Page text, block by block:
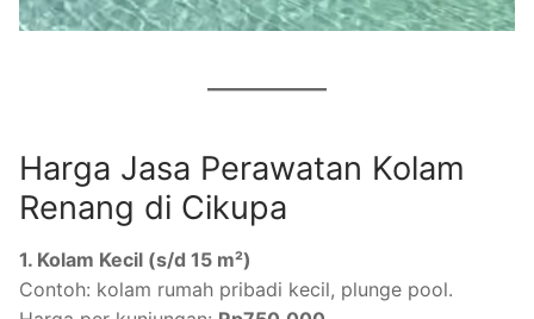
Harga Jasa Perawatan Kolam
Renang di Cikupa
1. Kolam Kecil (s/d 15 m²)
Contoh: kolam rumah pribadi kecil, plunge pool.